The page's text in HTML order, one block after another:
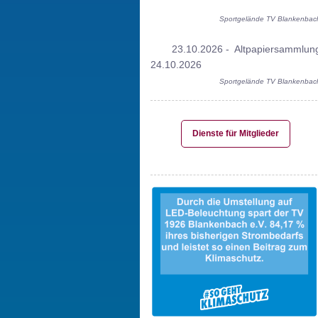
Sportgelände TV
23.10.2026 -
24.10.2026
Sportgelände TV
Dienste für Mitglieder